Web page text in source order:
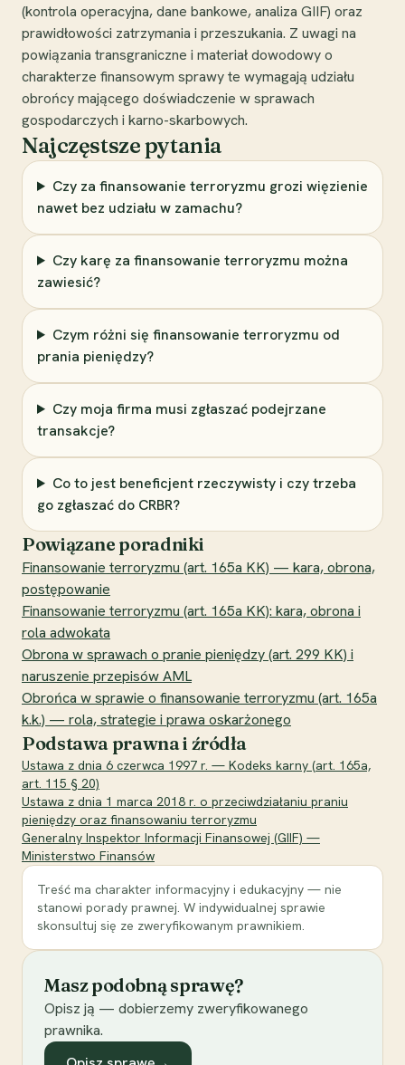
(kontrola operacyjna, dane bankowe, analiza GIIF) oraz
prawidłowości zatrzymania i przeszukania. Z uwagi na
powiązania transgraniczne i materiał dowodowy o
charakterze finansowym sprawy te wymagają udziału
obrońcy mającego doświadczenie w sprawach
gospodarczych i karno-skarbowych.
Najczęstsze pytania
Czy za finansowanie terroryzmu grozi więzienie
nawet bez udziału w zamachu?
Czy karę za finansowanie terroryzmu można
zawiesić?
Czym różni się finansowanie terroryzmu od
prania pieniędzy?
Czy moja firma musi zgłaszać podejrzane
transakcje?
Co to jest beneficjent rzeczywisty i czy trzeba
go zgłaszać do CRBR?
Powiązane poradniki
Finansowanie terroryzmu (art. 165a KK) — kara, obrona,
postępowanie
Finansowanie terroryzmu (art. 165a KK): kara, obrona i
rola adwokata
Obrona w sprawach o pranie pieniędzy (art. 299 KK) i
naruszenie przepisów AML
Obrońca w sprawie o finansowanie terroryzmu (art. 165a
k.k.) — rola, strategie i prawa oskarżonego
Podstawa prawna i źródła
Ustawa z dnia 6 czerwca 1997 r. — Kodeks karny (art. 165a,
art. 115 § 20)
Ustawa z dnia 1 marca 2018 r. o przeciwdziałaniu praniu
pieniędzy oraz finansowaniu terroryzmu
Generalny Inspektor Informacji Finansowej (GIIF) —
Ministerstwo Finansów
Treść ma charakter informacyjny i edukacyjny — nie
stanowi porady prawnej. W indywidualnej sprawie
skonsultuj się ze zweryfikowanym prawnikiem.
Masz podobną sprawę?
Opisz ją — dobierzemy zweryfikowanego
prawnika.